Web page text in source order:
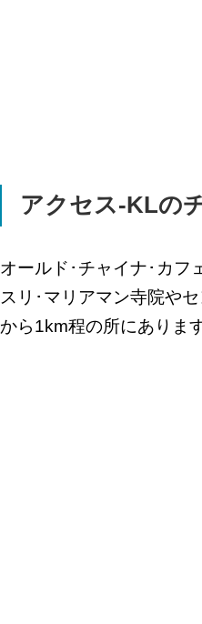
アクセス‐KLの
オールド･チャイナ･カフ
スリ･マリアマン寺院や
から1km程の所にあります